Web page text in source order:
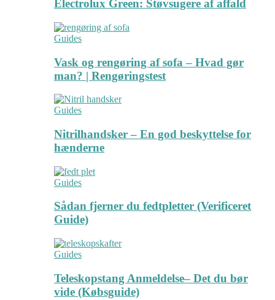
Electrolux Green: Støvsugere af affald
Guides
Vask og rengøring af sofa – Hvad gør
man? | Rengøringstest
Guides
Nitrilhandsker – En god beskyttelse for
hænderne
Guides
Sådan fjerner du fedtpletter (Verificeret
Guide)
Guides
Teleskopstang Anmeldelse– Det du bør
vide (Købsguide)